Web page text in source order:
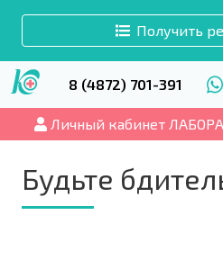
Получить
8 (4872) 701-391
Личный кабинет
Будьте